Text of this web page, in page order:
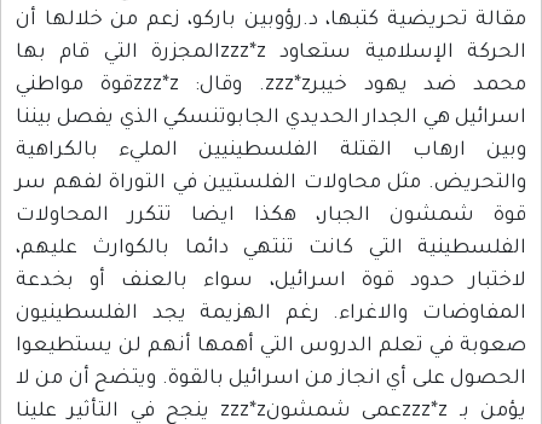
مقالة تحريضية كتبها، د.رؤوبين باركو، زعم من خلالها أن
الحركة الإسلامية ستعاود zzz*zالمجزرة التي قام بها
محمد ضد يهود خيبرzzz*z. وقال: zzz*zقوة مواطني
اسرائيل هي الجدار الحديدي الجابوتنسكي الذي يفصل بيننا
وبين ارهاب القتلة الفلسطينيين المليء بالكراهية
والتحريض. مثل محاولات الفلستيين في التوراة لفهم سر
قوة شمشون الجبار، هكذا ايضا تتكرر المحاولات
الفلسطينية التي كانت تنتهي دائما بالكوارث عليهم،
لاختبار حدود قوة اسرائيل، سواء بالعنف أو بخدعة
المفاوضات والاغراء. رغم الهزيمة يجد الفلسطينيون
صعوبة في تعلم الدروس التي أهمها أنهم لن يستطيعوا
الحصول على أي انجاز من اسرائيل بالقوة. ويتضح أن من لا
يؤمن بـ zzz*zعمى شمشونzzz*z ينجح في التأثير علينا